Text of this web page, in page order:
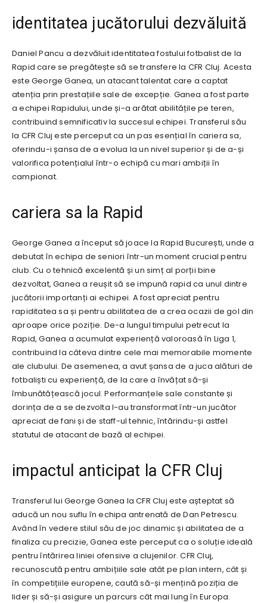
identitatea jucătorului dezvăluită
Daniel Pancu a dezvăluit identitatea fostului fotbalist de la
Rapid care se pregătește să se transfere la CFR Cluj. Acesta
este George Ganea, un atacant talentat care a captat
atenția prin prestațiile sale de excepție. Ganea a fost parte
a echipei Rapidului, unde și-a arătat abilitățile pe teren,
contribuind semnificativ la succesul echipei. Transferul său
la CFR Cluj este perceput ca un pas esențial în cariera sa,
oferindu-i șansa de a evolua la un nivel superior și de a-și
valorifica potențialul într-o echipă cu mari ambiții în
campionat.
cariera sa la Rapid
George Ganea a început să joace la Rapid București, unde a
debutat în echipa de seniori într-un moment crucial pentru
club. Cu o tehnică excelentă și un simț al porții bine
dezvoltat, Ganea a reușit să se impună rapid ca unul dintre
jucătorii importanți ai echipei. A fost apreciat pentru
rapiditatea sa și pentru abilitatea de a crea ocazii de gol din
aproape orice poziție. De-a lungul timpului petrecut la
Rapid, Ganea a acumulat experiență valoroasă în Liga 1,
contribuind la câteva dintre cele mai memorabile momente
ale clubului. De asemenea, a avut șansa de a juca alături de
fotbaliști cu experiență, de la care a învățat să-și
îmbunătățească jocul. Performanțele sale constante și
dorința de a se dezvolta l-au transformat într-un jucător
apreciat de fani și de staff-ul tehnic, întărindu-și astfel
statutul de atacant de bază al echipei.
impactul anticipat la CFR Cluj
Transferul lui George Ganea la CFR Cluj este așteptat să
aducă un nou suflu în echipa antrenată de Dan Petrescu.
Având în vedere stilul său de joc dinamic și abilitatea de a
finaliza cu precizie, Ganea este perceput ca o soluție ideală
pentru întărirea liniei ofensive a clujenilor. CFR Cluj,
recunoscută pentru ambițiile sale atât pe plan intern, cât și
în competițiile europene, caută să-și mențină poziția de
lider și să-și asigure un parcurs cât mai lung în Europa.